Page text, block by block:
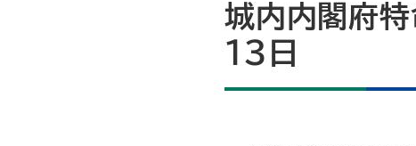
城内内閣府
13日